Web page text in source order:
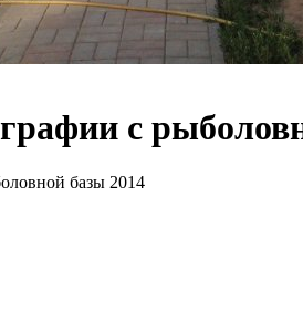
с
базы 2014